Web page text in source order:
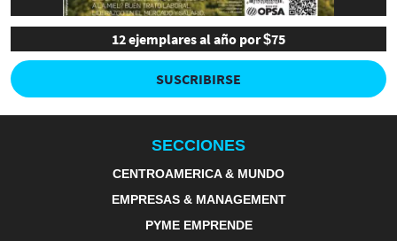
12 ejemplares al año por $75
SUSCRIBIRSE
SECCIONES
CENTROAMERICA & MUNDO
EMPRESAS & MANAGEMENT
PYME EMPRENDE